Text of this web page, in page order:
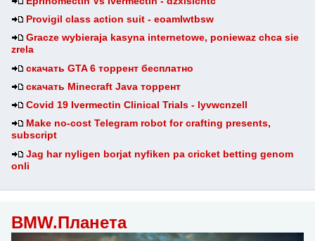
Provigil class action suit - eoamlwtbsw
Gracze wybieraja kasyna internetowe, poniewaz chca sie
zrela
скачать GTA 6 торрент бесплатно
скачать Minecraft Java торрент
Covid 19 Ivermectin Clinical Trials - lyvwcnzell
Make no-cost Telegram robot for crafting presents,
subscript
Jag har nyligen borjat nyfiken pa cricket betting genom
onli
BMW.Планета